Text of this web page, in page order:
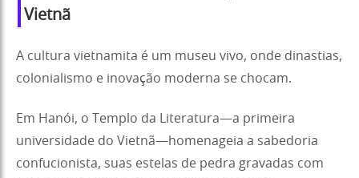
Vietnã
A cultura vietnamita é um museu vivo, onde dinastias,
colonialismo e inovação moderna se chocam.
Em Hanói, o Templo da Literatura—a primeira
universidade do Vietnã—homenageia a sabedoria
confucionista, suas estelas de pedra gravadas com